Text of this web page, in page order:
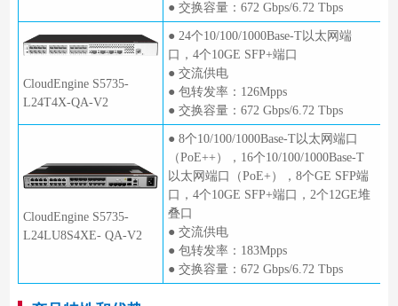
● 交换容量：672 Gbps/6.72 Tbps
CloudEngine S5735-
L24T4X-QA-V2
● 24个10/100/1000Base-T以太网端
口，4个10GE SFP+端口
● 交流供电
● 包转发率：126Mpps
● 交换容量：672 Gbps/6.72 Tbps
CloudEngine S5735-
L24LU8S4XE- QA-V2
● 8个10/100/1000Base-T以太网端口
（PoE++），16个10/100/1000Base-T
以太网端口（PoE+），8个GE SFP端
口，4个10GE SFP+端口，2个12GE堆
叠口
● 交流供电
● 包转发率：183Mpps
● 交换容量：672 Gbps/6.72 Tbps